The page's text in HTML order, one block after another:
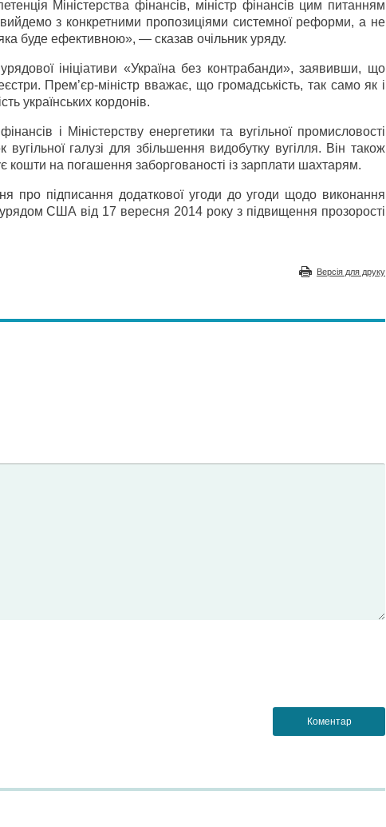
Міністерства фінансів, міністр фінансів цим питанням
з конкретними пропозиціями системної реформи, а не
буде ефективною», — сказав очільник уряду.
ініціативи «Україна без контрабанди», заявивши, що
Прем’єр-міністр вважає, що громадськість, так само як і
українських кордонів.
і Міністерству енергетики та вугільної промисловості
галузі для збільшення видобутку вугілля. Він також
на погашення заборгованості із зарплати шахтарям.
про підписання додаткової угоди до угоди щодо виконання
США від 17 вересня 2014 року з підвищення прозорості
Версія для друку